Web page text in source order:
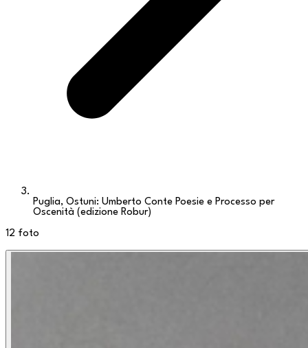
Puglia, Ostuni: Umberto Conte Poesie e Processo per
Oscenità (edizione Robur)
12 foto